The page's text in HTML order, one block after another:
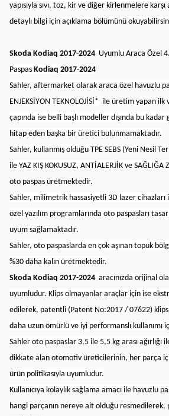
yapısıyla sıvı, toz, kir ve diğer kirlenmelere
detaylı bilgi için açıklama bölümünü
Skoda Kodiaq 2017-2024 Uyumlu Araca Özel
Paspas Kodiaq 2017-2024
Sahler, aftermarket olarak araca özel havuzlu
ENJEKSİYON TEKNOLOJİSİ* ile üretim yapan
çapında ise belli başlı modeller dışında bu
hitap eden başka bir üretici bulunmamaktadır.
Sahler, kullanmış olduğu TPE SEBS (Yeni Nesil
ile YAZ KIŞ KOKUSUZ, ANTİALERJİK ve SAĞLIĞA
oto paspas üretmektedir.
Sahler, milimetrik hassasiyetli 3D lazer cihazları
özel yazılım programlarında oto paspasları
uyum sağlamaktadır.
Sahler, oto paspaslarda en çok aşınan topuk
%30 daha kalın üretmektedir.
Skoda Kodiaq 2017-2024 aracınızda orijinal
uyumludur. Klips olmayanlar araçlar için ise
edilerek, patentli (Patent No:2017 / 07622) klips
daha uzun ömürlü ve iyi performanslı kullanımı
Sahler oto paspaslar 3,5 ile 5,5 kg arası ağırlığı
dikkate alan otomotiv üreticilerinin, her parça
ürün politikasıyla uyumludur.
Kullanıcıya kolaylık sağlama amacı ile havuzlu
hangi parçanın nereye ait olduğu resmedilerek,